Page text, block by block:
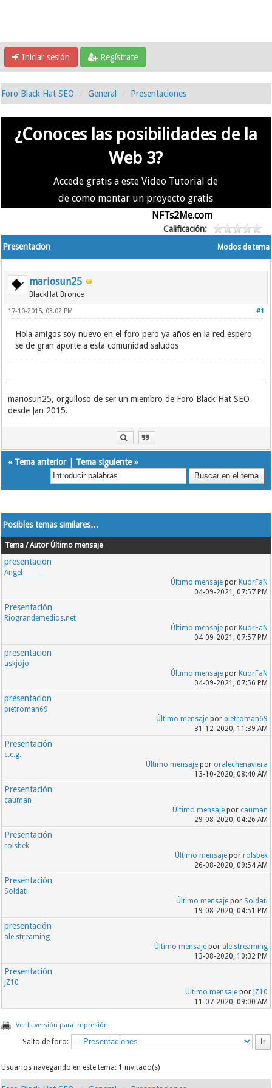
Iniciar sesión Regístrate
Foro Black Hat SEO General Presentaciones
¿Conoces las posibilidades de la
Web 3?
Accede gratis a este Video Tutorial de
de como montar un proyecto gratis
NFTs2Me.com
Calificación:
Modos de tema
Presentacion
mariosun25
BlackHat Bronce
#1
17-10-2015, 03:02 PM
Hola amigos soy nuevo en el foro pero ya años en la red espero
se de gran aporte a esta comunidad saludos
mariosun25, orgulloso de ser un miembro de Foro Black Hat SEO
desde Jan 2015.
« Tema anterior| Tema siguiente»
Posibles temas similares…
Tema / Autor Último mensaje
presentacion
Angel_______
Último mensajepor KuorFaN
04-09-2021, 07:57 PM
Presentación
Riograndemedios.net
Último mensajepor KuorFaN
04-09-2021, 07:57 PM
presentacion
askjojo
Último mensajepor KuorFaN
04-09-2021, 07:56 PM
presentacion
pietroman69
Último mensajepor pietroman69
31-12-2020, 11:39 AM
Presentación
c.e.g.
Último mensajepor oralechenaviera
13-10-2020, 08:40 AM
Presentación
cauman
Último mensajepor cauman
29-08-2020, 04:26 AM
Presentación
rolsbek
Último mensajepor rolsbek
26-08-2020, 09:54 AM
Presentación
Soldati
Último mensajepor Soldati
19-08-2020, 04:51 PM
presentación
ale streaming
Último mensajepor ale streaming
13-08-2020, 10:32 PM
Presentación
JZ10
Último mensajepor JZ10
11-07-2020, 09:00 AM
Ver la versión para impresión
Salto de foro:
Usuarios navegando en este tema: 1 invitado(s)